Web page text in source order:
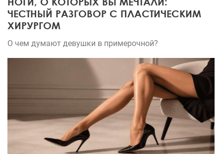
ЧЕСТНЫЙ РАЗГОВОР С ПЛАСТИЧЕСКИМ
ХИРУРГОМ
О чем думают девушки в примерочной?